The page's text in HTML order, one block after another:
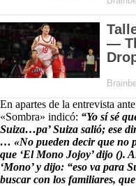
En apartes de la entrevista
«Sombra» indicó: “Yo sí sé
Suiza…pa’ Suiza salió; ese
… «No pueden decir que no
que ‘El Mono Jojoy’ dijo ().
‘Mono’ y dijo: “eso va para
buscar con los familiares,